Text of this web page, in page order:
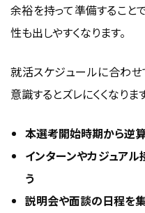
余裕を持って準備すること
性も出しやすくなります。
就活スケジュールに合わ
意識するとズレにくくなりま
本選考開始時期から逆
インターンやカジュア
う
説明会や面談の日程を